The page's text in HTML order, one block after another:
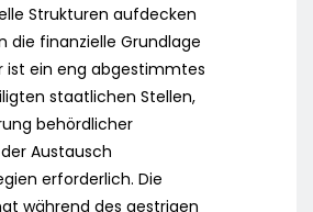
Strukturen aufdecken
die finanzielle Grundlage
ist ein eng abgestimmtes
staatlichen Stellen,
behördlicher
Austausch
erforderlich. Die
während des gestrigen